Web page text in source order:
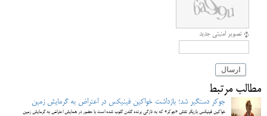
تصویر امنیتی جدید
ارسال
مطالب مرتبط
جوکر دستگیر شد؛ بازداشت خواکین فینیکس در اعتراض به گرمایش زمین
خواکین فینیکس بازیگر نقش «جوکر» که به تازگی برنده گلدن گلوب شده است با حضور در همایش اعتراض به گرمایش زمین